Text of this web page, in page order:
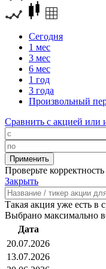
Сегодня
1 мес
3 мес
6 мес
1 год
3 года
Произвольный
Сравнить с акцией или
Проверьте
Закрыть
Такая акция уже есть в
Выбрано максимально
Дата
20.07.2026
13.07.2026